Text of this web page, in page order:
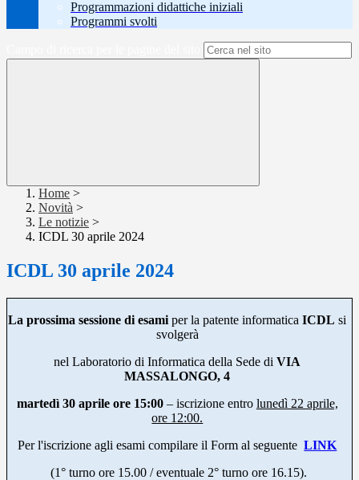
Programmazioni didattiche iniziali
Programmi svolti
Home >
Novità >
Le notizie >
ICDL 30 aprile 2024
ICDL 30 aprile 2024
La prossima sessione di esami per la patente informatica ICDL si
svolgerà
nel Laboratorio di Informatica della Sede di VIA
MASSALONGO, 4
martedì 30 aprile ore 15:00– iscrizione entro lunedì 22 aprile,
ore 12:00.
Per l'iscrizione agli esami compilare il Form al seguente LINK
(1° turno ore 15.00 / eventuale 2° turno ore 16.15).